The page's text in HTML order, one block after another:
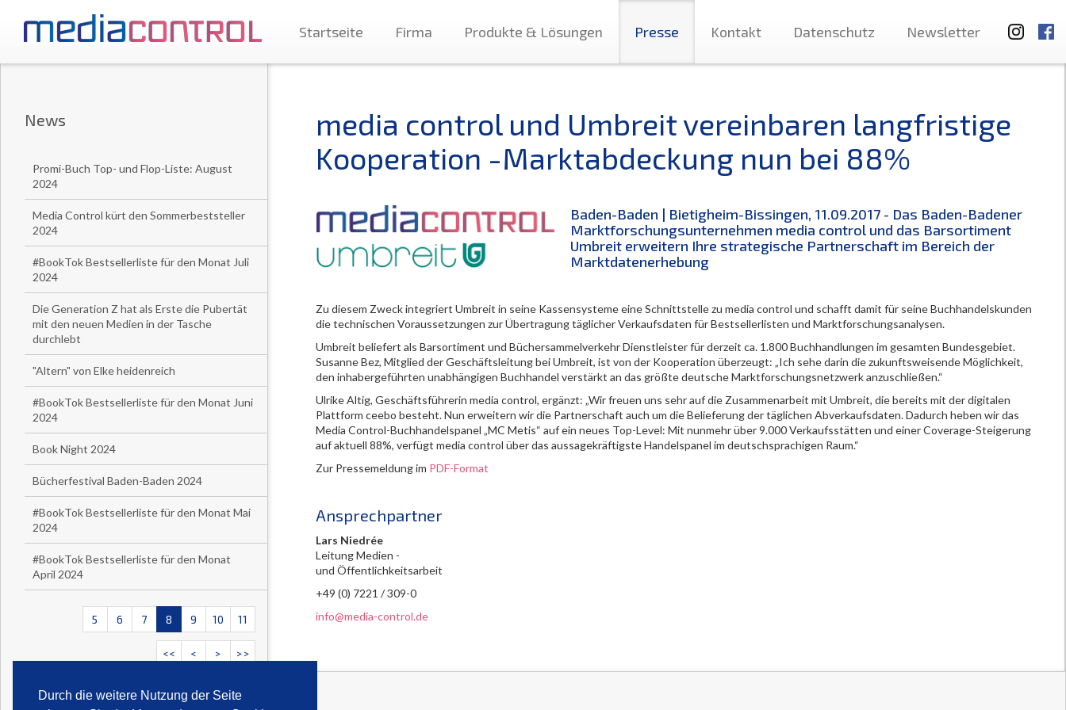
Durch die weitere Nutzung der Seite
Startseite Firma Produkte & Lösungen Presse Kontakt Datenschutz Newsletter
News
Promi-Buch Top- und Flop-Liste: August
2024
Media Control kürt den Sommerbeststeller
2024
#BookTok Bestsellerliste für den Monat Juli
2024
Die Generation Z hat als Erste die Pubertät
mit den neuen Medien in der Tasche
durchlebt
"Altern" von Elke heidenreich
#BookTok Bestsellerliste für den Monat Juni
2024
Book Night 2024
Bücherfestival Baden-Baden 2024
#BookTok Bestsellerliste für den Monat Mai
2024
#BookTok Bestsellerliste für den Monat
April 2024
5 6 7 8 9 10 11
<< < > >>
media control und Umbreit vereinbaren langfristige
Kooperation -Marktabdeckung nun bei 88%
Baden-Baden | Bietigheim-Bissingen, 11.09.2017 - Das Baden-Badener
Marktforschungsunternehmen media control und das Barsortiment
Umbreit erweitern Ihre strategische Partnerschaft im Bereich der
Marktdatenerhebung
Zu diesem Zweck integriert Umbreit in seine Kassensysteme eine Schnittstelle zu media control und schafft damit für seine Buchhandelskunden
die technischen Voraussetzungen zur Übertragung täglicher Verkaufsdaten für Bestsellerlisten und Marktforschungsanalysen.
Umbreit beliefert als Barsortiment und Büchersammelverkehr Dienstleister für derzeit ca. 1.800 Buchhandlungen im gesamten Bundesgebiet.
Susanne Bez, Mitglied der Geschäftsleitung bei Umbreit, ist von der Kooperation überzeugt: „Ich sehe darin die zukunftsweisende Möglichkeit,
den inhabergeführten unabhängigen Buchhandel verstärkt an das größte deutsche Marktforschungsnetzwerk anzuschließen.“
Ulrike Altig, Geschäftsführerin media control, ergänzt: „Wir freuen uns sehr auf die Zusammenarbeit mit Umbreit, die bereits mit der digitalen
Plattform ceebo besteht. Nun erweitern wir die Partnerschaft auch um die Belieferung der täglichen Abverkaufsdaten. Dadurch heben wir das
Media Control-Buchhandelspanel „MC Metis“ auf ein neues Top-Level: Mit nunmehr über 9.000 Verkaufsstätten und einer Coverage-Steigerung
auf aktuell 88%, verfügt media control über das aussagekräftigste Handelspanel im deutschsprachigen Raum.“
Zur Pressemeldung im PDF-Format
Ansprechpartner
Lars Niedrée
Leitung Medien -
und Öffentlichkeitsarbeit
+49 (0) 7221 / 309-0
info@media-control.de